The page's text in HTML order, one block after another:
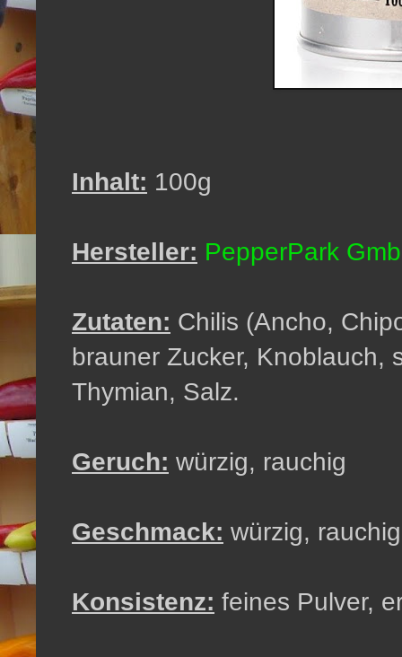
Inhalt: 100g
Hersteller: PepperPark
Zutaten: Chilis (Ancho,
brauner Zucker, Knoblauch,
Thymian, Salz.
Geruch: würzig, rauchig
Geschmack: würzig,
Konsistenz: feines Pulver,